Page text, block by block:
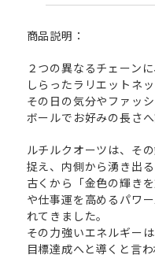
商品説明：
２つの異なるチェーン
しらったラリエットネッ
その日の気分やファッ
ボールでお好みの長さへ
ルチルクオーツは、そ
捉え、内側から湧き出
古くから「金色の輝き
や仕事運を高めるパワ
れてきました。
その力強いエネルギー
目標達成へと導くと言わ